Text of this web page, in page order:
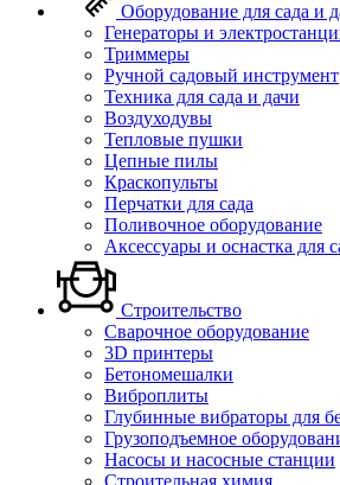
Оборудование для сада и
Генераторы и
Триммеры
Ручной садовый инструмент
Техника для сада и дачи
Воздуходувы
Тепловые пушки
Цепные пилы
Краскопульты
Перчатки для сада
Поливочное оборудование
Аксессуары и оснастка для
Строительство
Сварочное оборудование
3D принтеры
Бетономешалки
Виброплиты
Глубинные вибраторы для
Грузоподъемное
Насосы и насосные станции
Строительная химия